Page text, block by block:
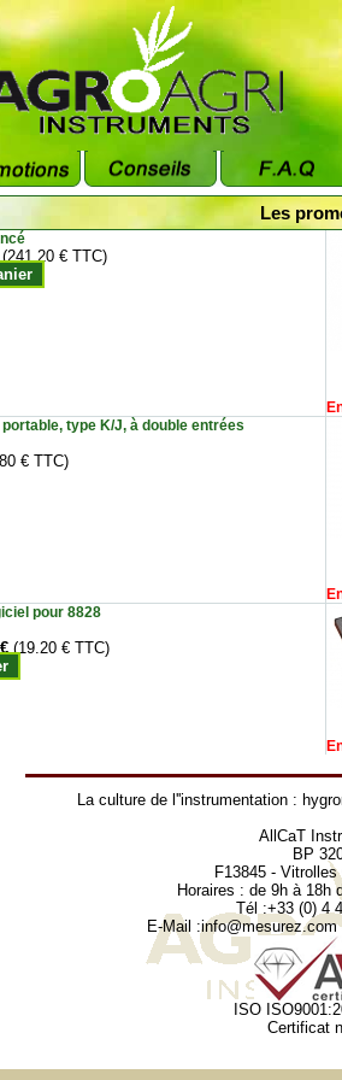
Les
(241.20 € TTC)
type K/J, à double entrées
€ TTC)
pour 8828
(19.20 € TTC)
La culture de l''instrumentation :
AllCaT
BP
F13845 -
Horaires : de 9h à 18h
Tél :+33 (0) 4
E-Mail :info@mesurez.com
ISO
Certificat